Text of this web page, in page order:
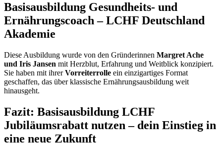
Basisausbildung Gesundheits- und
Ernährungscoach – LCHF Deutschland
Akademie
Diese Ausbildung wurde von den Gründerinnen Margret Ache
und Iris Jansen mit Herzblut, Erfahrung und Weitblick konzipiert.
Sie haben mit ihrerVorreiterrolle ein einzigartiges Format
geschaffen, das über klassische Ernährungsausbildung weit
hinausgeht.
Fazit: Basisausbildung LCHF
Jubiläumsrabatt nutzen – dein Einstieg in
eine neue Zukunft